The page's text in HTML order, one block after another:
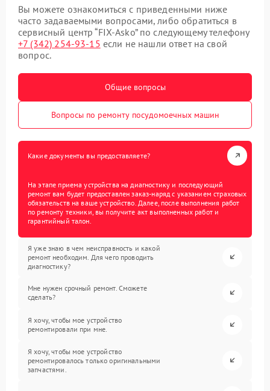
Вы можете ознакомиться с приведенными ниже
часто задаваемыми вопросами, либо обратиться в
сервисный центр “FIX-Asko” по следующему телефону
+7 (342) 254-93-15 если не нашли ответ на свой
вопрос.
Общие вопросы
Вопросы по ремонту посудомоечных машин
Какие документы вы предоставляете?
На этапе приема устройства на диагностику и последующий
ремонт вам будет предоставлен заказ-наряд с указанием страховых
обязательств на ваше устройство. Далее, после выполнения работ
по ремонту техники, вы получите акт выполненных работ и
гарантийный талон.
Я уже знаю в чем неисправность и какой
ремонт необходим. Для чего проводить
диагностику?
Мне нужен срочный ремонт. Сможете
сделать?
Я хочу, чтобы мое устройство
ремонтировали при мне.
Я хочу, чтобы мое устройство
ремонтировалось только оригинальными
запчастями.